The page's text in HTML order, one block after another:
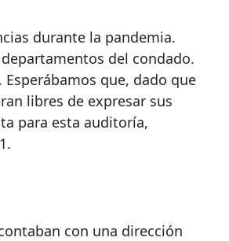
durante la pandemia.
del condado.
que, dado que
libres de expresar sus
para esta auditoría,
con una dirección